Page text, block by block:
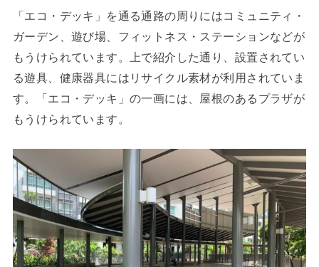
「エコ・デッキ」を通る通路の周りにはコミュニティ・
ガーデン、遊び場、フィットネス・ステーションなどが
もうけられています。上で紹介した通り、設置されてい
る遊具、健康器具にはリサイクル素材が利用されていま
す。「エコ・デッキ」の一画には、屋根のあるプラザが
もうけられています。